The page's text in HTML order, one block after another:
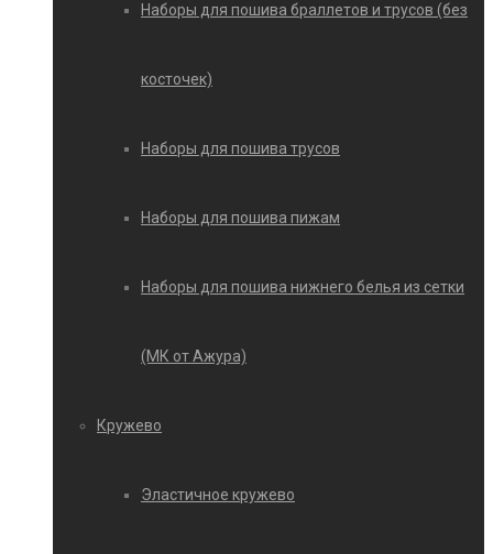
Наборы для пошива браллетов и трусов (без
косточек)
Наборы для пошива трусов
Наборы для пошива пижам
Наборы для пошива нижнего белья из сетки
(МК от Ажура)
Кружево
Эластичное кружево